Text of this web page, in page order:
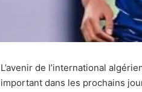
L’avenir de l’international
important dans les prochains